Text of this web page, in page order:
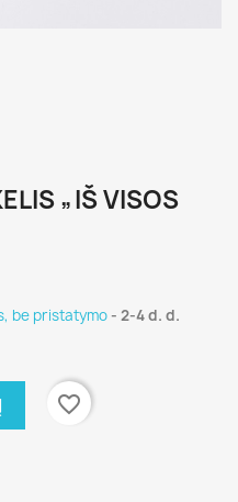
„IŠ VISOS
be pristatymo- 2-4 d. d.
favorite_border